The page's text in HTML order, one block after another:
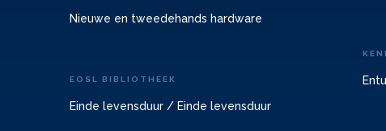
Nieuwe en tweedehands hardware
EOSL BIBLIOTHEEK
Einde levensduur / Einde levensduur